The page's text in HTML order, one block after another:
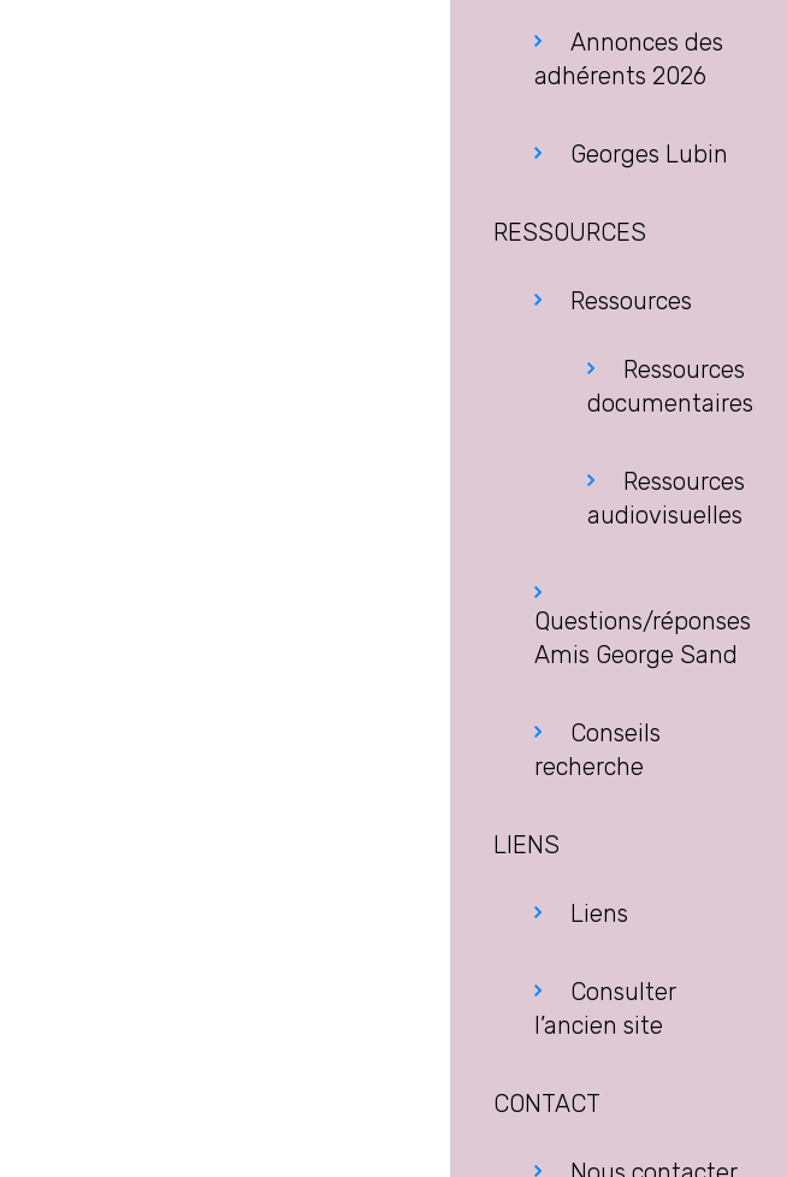
Annonces des
adhérents 2026
Georges Lubin
RESSOURCES
Ressources
Ressources
documentaires
Ressources
audiovisuelles
Questions/réponses
Amis George Sand
Conseils
recherche
LIENS
Liens
Consulter
l’ancien site
CONTACT